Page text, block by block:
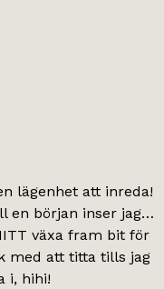
lägenhet att inreda!
en början inser jag…
växa fram bit för
med att titta tills jag
i, hihi!